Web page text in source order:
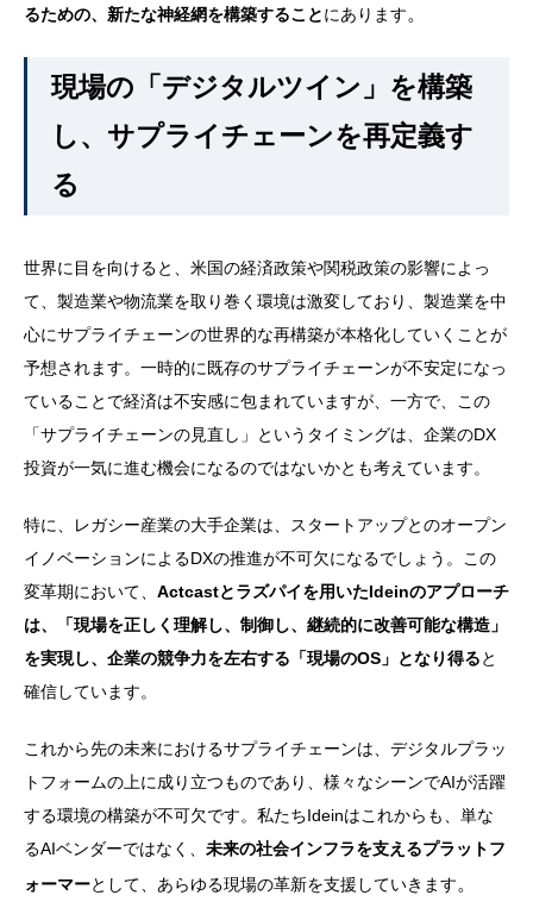
るための、新たな神経網を構築することにあります。
現場の「デジタルツイン」を構築
し、サプライチェーンを再定義す
る
世界に目を向けると、米国の経済政策や関税政策の影響によっ
て、製造業や物流業を取り巻く環境は激変しており、製造業を中
心にサプライチェーンの世界的な再構築が本格化していくことが
予想されます。一時的に既存のサプライチェーンが不安定になっ
ていることで経済は不安感に包まれていますが、一方で、この
「サプライチェーンの見直し」というタイミングは、企業のDX
投資が一気に進む機会になるのではないかとも考えています。
特に、レガシー産業の大手企業は、スタートアップとのオープン
イノベーションによるDXの推進が不可欠になるでしょう。この
変革期において、 Actcastとラズパイを用いたIdeinのアプローチ
は、「現場を正しく理解し、制御し、継続的に改善可能な構造」
を実現し、企業の競争力を左右する「現場のOS」となり得ると
確信しています。
これから先の未来におけるサプライチェーンは、デジタルプラッ
トフォームの上に成り立つものであり、様々なシーンでAIが活躍
する環境の構築が不可欠です。私たちIdeinはこれからも、単な
るAIベンダーではなく、 未来の社会インフラを支えるプラットフ
ォーマーとして、あらゆる現場の革新を支援していきます。